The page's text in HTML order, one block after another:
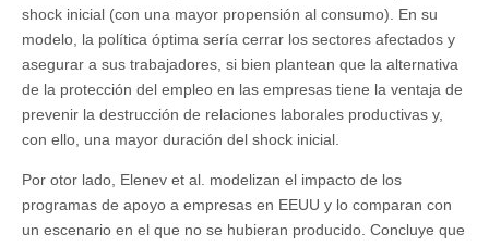
shock inicial (con una mayor propensión al consumo). En su
modelo, la política óptima sería cerrar los sectores afectados y
asegurar a sus trabajadores, si bien plantean que la alternativa
de la protección del empleo en las empresas tiene la ventaja de
prevenir la destrucción de relaciones laborales productivas y,
con ello, una mayor duración del shock inicial.
Por otor lado, Elenev et al. modelizan el impacto de los
programas de apoyo a empresas en EEUU y lo comparan con
un escenario en el que no se hubieran producido. Concluye que